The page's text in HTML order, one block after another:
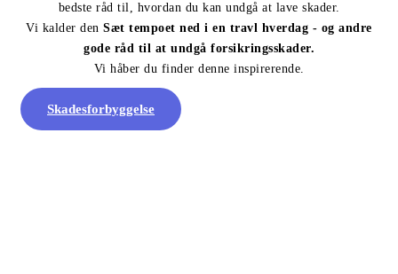
bedste råd til, hvordan du kan undgå at lave skader.
Vi kalder denSæt tempoet ned i en travl hverdag - og andre
gode råd til at undgå forsikringsskader.
Vi håber du finder denne inspirerende.
Skadesforbyggelse